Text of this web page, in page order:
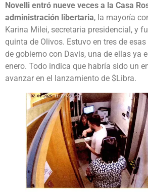
Novelli entró nueve veces a la Casa
administración libertaria, la mayoría
Karina Milei, secretaria presidencial, y
quinta de Olivos. Estuvo en tres de
de gobierno con Davis, una de ellas ya
enero. Todo indica que habría sido un
avanzar en el lanzamiento de $Libra.